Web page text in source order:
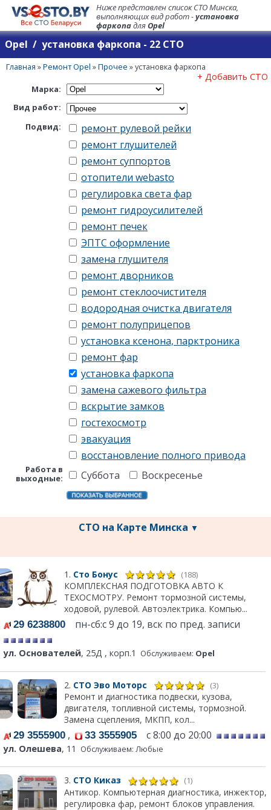
Ниже представлен список СТО Минска,
выполняющих вид работ -установка
фаркопадляOpel
Opel / установка фаркопа - 22 СТО
Главная »Ремонт Opel »Прочее »установка фаркопа
+ Добавить СТО
Марка:
Вид работ:
Подвид:
ремонт рулевой рейки
ремонт глушителей
ремонт суппортов
отопители webasto
регулировка света фар
ремонт гидроусилителей
ремонт печек
ЭПТС оформление
замена глушителя
ремонт дворников
ремонт стеклоочистителя
водородная очистка двигателя
ремонт полуприцепов
установка ксенона, парктроника
ремонт фар
установка фаркопа
замена сажевого фильтра
вскрытие замков
гостехосмотр
эвакуация
восстановление полного привода
Работа в
выходные:
Суббота Воскресенье
СТО на Карте Минска ▼
1. Сто Бонус (188)
КОМПЛЕКСНАЯ ПОДГОТОВКА АВТО К
ТЕХОСМОТРУ. Ремонт тормозной системы,
ходовой, рулевой. Автоэлектрика. Компью...
29 6238800 пн-сб:с 9 до 19, вск по пред. записи
ул. Основателей, 25Д , корп.1 Обслуживаем: Opel
2. СТО Эво Моторс (3)
Ремонт и диагностика подвески, кузова,
двигателя, топливной системы, тормозной.
Замена сцепления, МКПП, кол...
29 3555900 , 33 3555905 с 8:00 до 20:00
ул. Олешева, 11 Обслуживаем: Любые
3. СТО Киказ (1)
Антикор. Компьютерная диагностика, инжектор,
регулировка фар, ремонт блоков управления.